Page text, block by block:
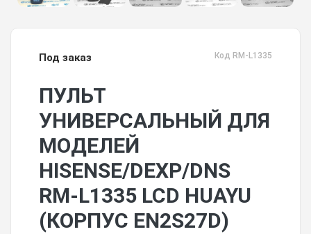
Под заказ Код RM-L1335
ПУЛЬТ
УНИВЕРСАЛЬНЫЙ ДЛЯ
МОДЕЛЕЙ
HISENSE/DEXP/DNS
RM-L1335 LCD HUAYU
(КОРПУС EN2S27D)